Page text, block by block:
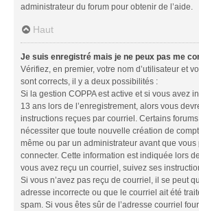
administrateur du forum pour obtenir de l’aide.
Haut
Je suis enregistré mais je ne peux pas me
Vérifiez, en premier, votre nom d’utilisateur et
sont corrects, il y a deux possibilités :
Si la gestion COPPA est active et si vous avez
13 ans lors de l’enregistrement, alors vous
instructions reçues par courriel. Certains
nécessiter que toute nouvelle création de
même ou par un administrateur avant que vous
connecter. Cette information est indiquée lors
vous avez reçu un courriel, suivez ses
Si vous n’avez pas reçu de courriel, il se peut
adresse incorrecte ou que le courriel ait été
spam. Si vous êtes sûr de l’adresse courriel